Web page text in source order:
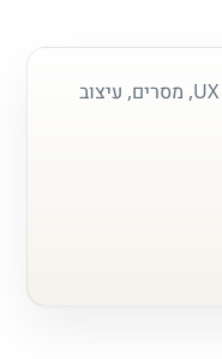
אתרים לעסקים לעסקים באשדוד: UX, מסרים, עיצוב